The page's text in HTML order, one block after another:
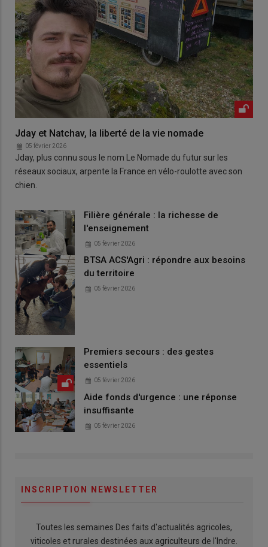
Jday et Natchav, la liberté de la vie nomade
05 février 2026
Jday, plus connu sous le nom Le Nomade du futur sur les
réseaux sociaux, arpente la France en vélo-roulotte avec son
chien.
Filière générale : la richesse de
l'enseignement
05 février 2026
BTSA ACS'Agri : répondre aux besoins
du territoire
05 février 2026
Premiers secours : des gestes
essentiels
05 février 2026
Aide fonds d'urgence : une réponse
insuffisante
05 février 2026
INSCRIPTION NEWSLETTER
Toutes les semaines Des faits d'actualités agricoles,
viticoles et rurales destinées aux agriculteurs de l'Indre.